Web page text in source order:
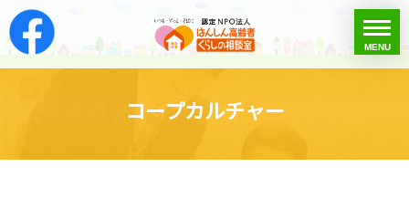
はんしん高齢者くら
toggle
menu
MENU
コープカルチャー